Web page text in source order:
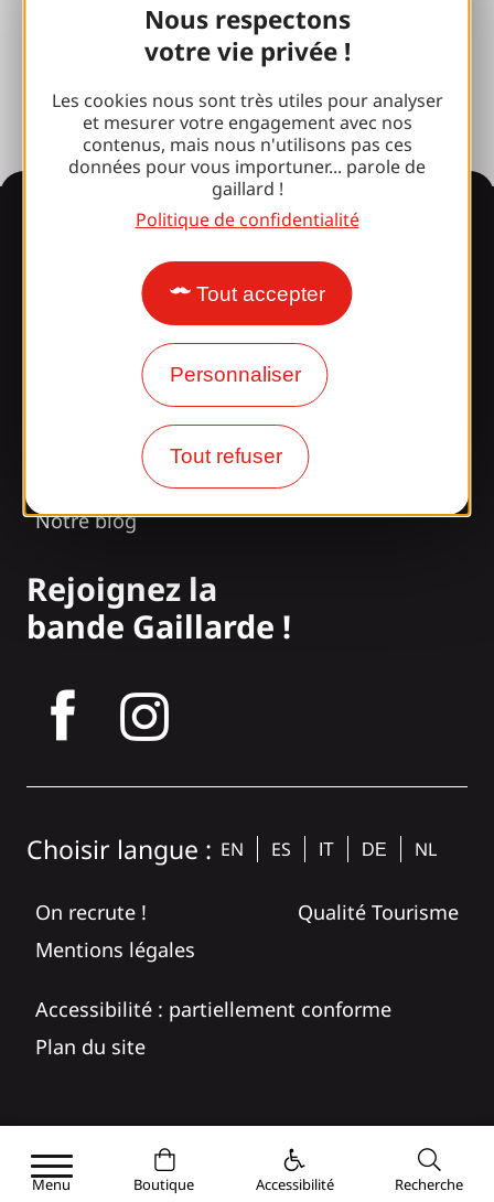
Nous respectons
votre vie privée !
Les cookies nous sont très utiles pour analyser
et mesurer votre engagement avec nos
contenus, mais nous n'utilisons pas ces
données pour vous importuner... parole de
gaillard !
Politique de confidentialité
Tout accepter
Personnaliser
Tout refuser
Photothèque
Espace presse
Informations
Surpris par notre design ?
Nos horaires d'ouverture
Accès et transports
Nos brochures
Notre blog
Rejoignez la
bande Gaillarde !
Choisir langue : EN ES IT DE NL
On recrute !
Qualité Tourisme
Mentions légales
Accessibilité : partiellement conforme
Plan du site
Menu Boutique Accessibilité Recherche